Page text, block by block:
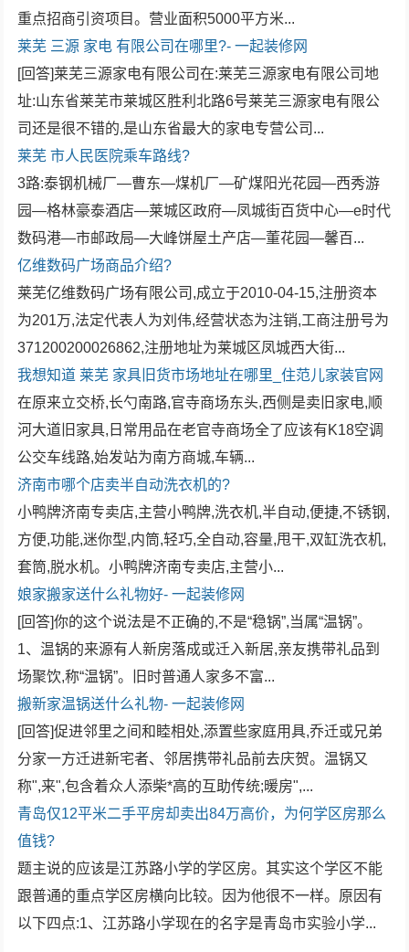
重点招商引资项目。营业面积5000平方米...
莱芜 三源 家电有限公司在哪里?- 一起装修网
[回答]莱芜三源家电有限公司在:莱芜三源家电有限公司地
址:山东省莱芜市莱城区胜利北路6号莱芜三源家电有限公
司还是很不错的,是山东省最大的家电专营公司...
莱芜市人民医院乘车路线?
3路:泰钢机械厂—曹东—煤机厂—矿煤阳光花园—西秀游
园—格林豪泰酒店—莱城区政府—凤城街百货中心—e时代
数码港—市邮政局—大峰饼屋土产店—董花园—馨百...
亿维数码广场商品介绍?
莱芜亿维数码广场有限公司,成立于2010-04-15,注册资本
为201万,法定代表人为刘伟,经营状态为注销,工商注册号为
371200200026862,注册地址为莱城区凤城西大街...
我想知道莱芜 家具旧货市场地址在哪里_住范儿家装官网
在原来立交桥,长勺南路,官寺商场东头,西侧是卖旧家电,顺
河大道旧家具,日常用品在老官寺商场全了应该有K18空调
公交车线路,始发站为南方商城,车辆...
济南市哪个店卖半自动洗衣机的?
小鸭牌济南专卖店,主营小鸭牌,洗衣机,半自动,便捷,不锈钢,
方便,功能,迷你型,内筒,轻巧,全自动,容量,甩干,双缸洗衣机,
套筒,脱水机。小鸭牌济南专卖店,主营小...
娘家搬家送什么礼物好- 一起装修网
[回答]你的这个说法是不正确的,不是“稳锅”,当属“温锅”。
1、温锅的来源有人新房落成或迁入新居,亲友携带礼品到
场聚饮,称“温锅”。旧时普通人家多不富...
搬新家温锅送什么礼物- 一起装修网
[回答]促进邻里之间和睦相处,添置些家庭用具,乔迁或兄弟
分家一方迁进新宅者、邻居携带礼品前去庆贺。温锅又
称",来",包含着众人添柴*高的互助传统;暖房",...
青岛仅12平米二手平房却卖出84万高价，为何学区房那么
值钱?
题主说的应该是江苏路小学的学区房。其实这个学区不能
跟普通的重点学区房横向比较。因为他很不一样。原因有
以下四点:1、江苏路小学现在的名字是青岛市实验小学...